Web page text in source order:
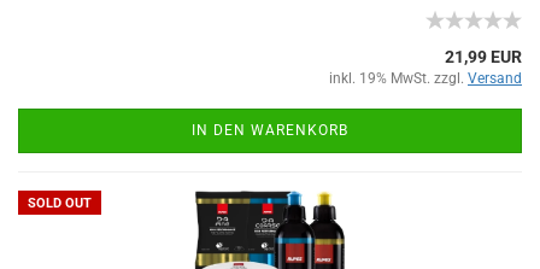
21,99 EUR
inkl. 19% MwSt. zzgl. Versand
IN DEN WARENKORB
SOLD OUT